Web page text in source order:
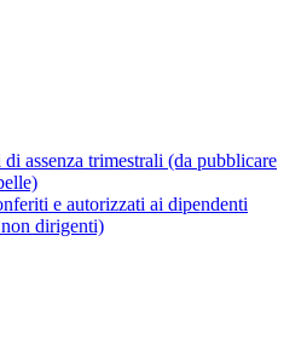
di assenza trimestrali (da pubblicare
e autorizzati ai dipendenti
dirigenti)